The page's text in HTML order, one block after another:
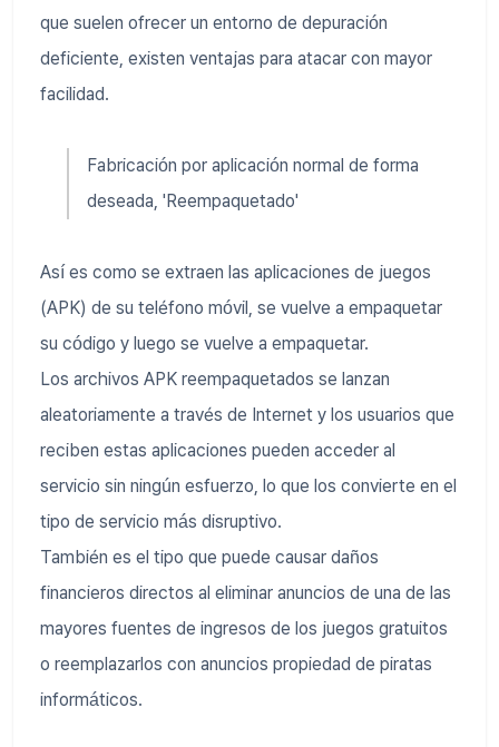
que suelen ofrecer un entorno de depuración
deficiente, existen ventajas para atacar con mayor
facilidad.
Fabricación por aplicación normal de forma
deseada, 'Reempaquetado'
Así es como se extraen las aplicaciones de juegos
(APK) de su teléfono móvil, se vuelve a empaquetar
su código y luego se vuelve a empaquetar.
Los archivos APK reempaquetados se lanzan
aleatoriamente a través de Internet y los usuarios que
reciben estas aplicaciones pueden acceder al
servicio sin ningún esfuerzo, lo que los convierte en el
tipo de servicio más disruptivo.
También es el tipo que puede causar daños
financieros directos al eliminar anuncios de una de las
mayores fuentes de ingresos de los juegos gratuitos
o reemplazarlos con anuncios propiedad de piratas
informáticos.